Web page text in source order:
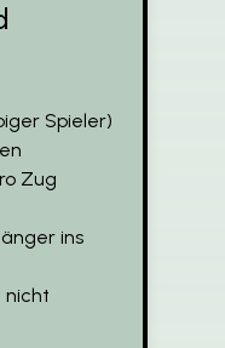
Spieler)
Zug
ins
nicht